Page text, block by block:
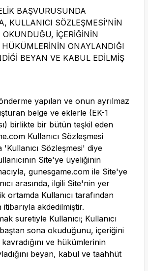
BAŞVURUSUNDA
KULLANICI SÖZLEŞMESİ'NİN
İÇERİĞİNİN
ONAYLANDIĞI
BEYAN VE KABUL EDİLMİŞ
yapılan ve onun ayrılmaz
belge ve eklerle (EK-1
birlikte bir bütün teşkil eden
Kullanıcı Sözleşmesi
Sözleşmesi' diye
Site'ye üyeliğinin
gunesgame.com ile Site'ye
arasında, ilgili Site'nin yer
ortamda Kullanıcı tarafından
itibarıyla akdedilmiştir.
suretiyle Kullanıcı; Kullanıcı
sona okuduğunu, içeriğini
ve hükümlerinin
beyan, kabul ve taahhüt